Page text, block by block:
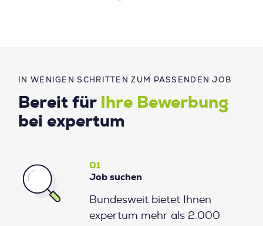
IN WENIGEN SCHRITTEN ZUM PASSENDEN JOB
Bereit für
Ihre Bewerbung
bei expertum
01
Job suchen
Bundesweit bietet Ihnen
expertum mehr als 2.000